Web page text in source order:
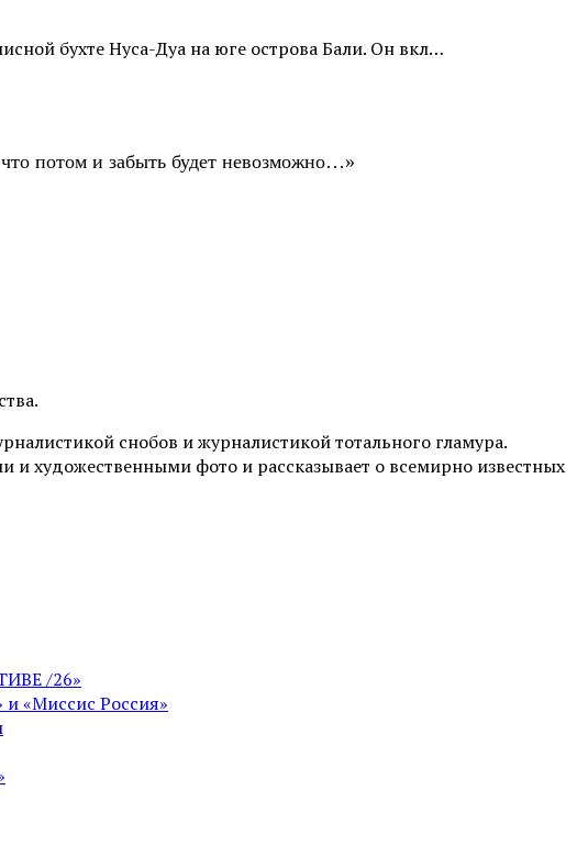
бухте Нуса-Дуа на юге острова Бали. Он вкл…
потом и забыть будет невозможно…»
снобов и журналистикой тотального гламура.
и художественными фото и рассказывает о всемирно известных
/26»
«Миссис Россия»